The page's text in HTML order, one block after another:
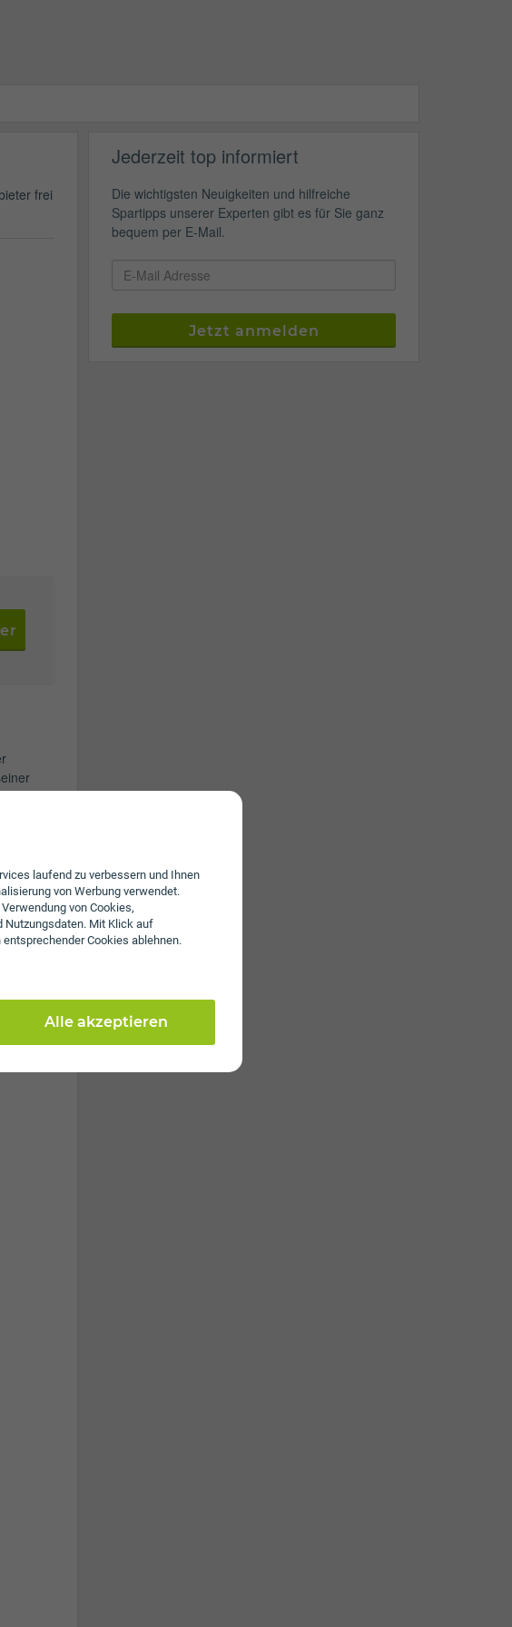
laufend zu verbessern und Ihnen
von Werbung verwendet.
von Cookies,
Nutzungsdaten. Mit Klick auf
Cookies ablehnen.
Alle akzeptieren
frei
derzeit
Jederzeit top informiert
Die wichtigsten Neuigkeiten und hilfreiche
Spartipps unserer Experten gibt es für Sie ganz
bequem per E-Mail.
Jetzt anmelden